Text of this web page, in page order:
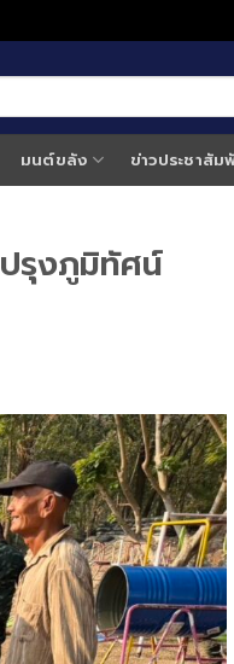
มนต์ขลัง ข่าวประชาสัม
รุงภูมิทัศน์